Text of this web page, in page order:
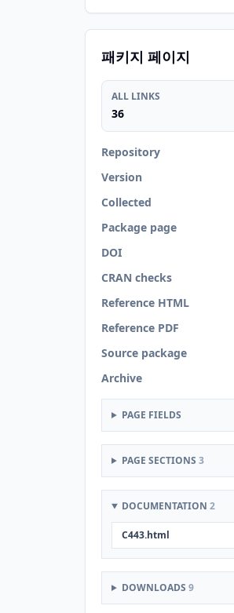
패키지 페이지
ALL LINKS
36
Repository
Version
Collected
Package page
DOI
CRAN checks
Reference HTML
Reference PDF
Source package
Archive
PAGE FIELDS
PAGE SECTIONS 3
DOCUMENTATION 2
C443.html
DOWNLOADS 9